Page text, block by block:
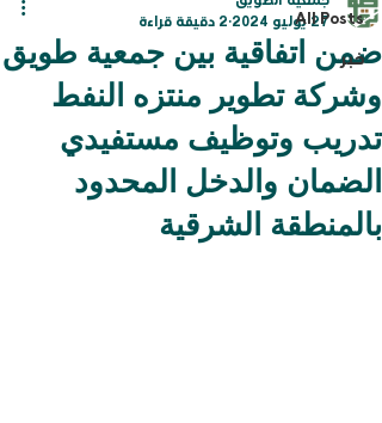
All Posts
خبر
ضمن اتفاقية بين جمعية طويق
وشركة تطوير منتزه النفط
تدريب وتوظيف مستفيدي
الضمان والدخل المحدود
بالمنطقة الشرقية
27 يوليو 2024
2 دقيقة قراءة